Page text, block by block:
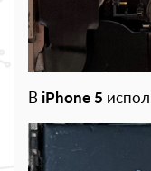
В iPhone 5